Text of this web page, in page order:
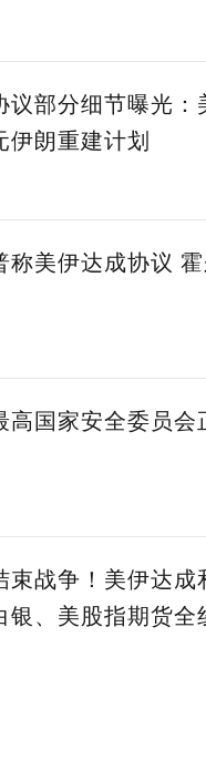
议部分细节曝光：
伊朗重建计划
称美伊达成协议
高国家安全委员
束战争！美伊达
银、美股指期货全